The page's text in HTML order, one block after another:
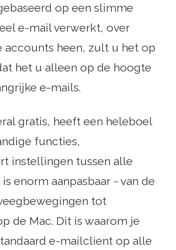
op een slimme
e-mail verwerkt, over
accounts heen, zult u het op
het u alleen op de hoogte
e-mails.
gratis, heeft een heleboel
functies,
instellingen tussen alle
enorm aanpasbaar - van de
tot
de Mac. Dit is waarom je
e-mailclient op alle